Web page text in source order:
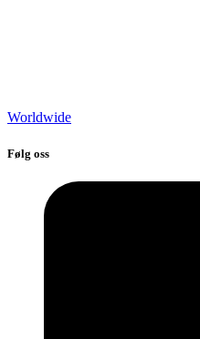
Worldwide
Følg oss